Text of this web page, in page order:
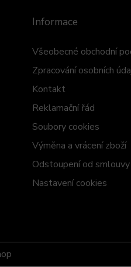
Informace
Všeobecné obchodní
Zpracování osobních
Kontakt
Reklamační řád
Soubory cookies
Výměna a vrácení zboží
Odstoupení od smlouvy
Nastavení cookies